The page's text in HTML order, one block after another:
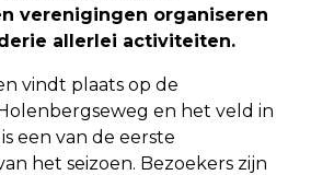
verenigingen organiseren
allerlei activiteiten.
vindt plaats op de
en het veld in
een van de eerste
het seizoen. Bezoekers zijn